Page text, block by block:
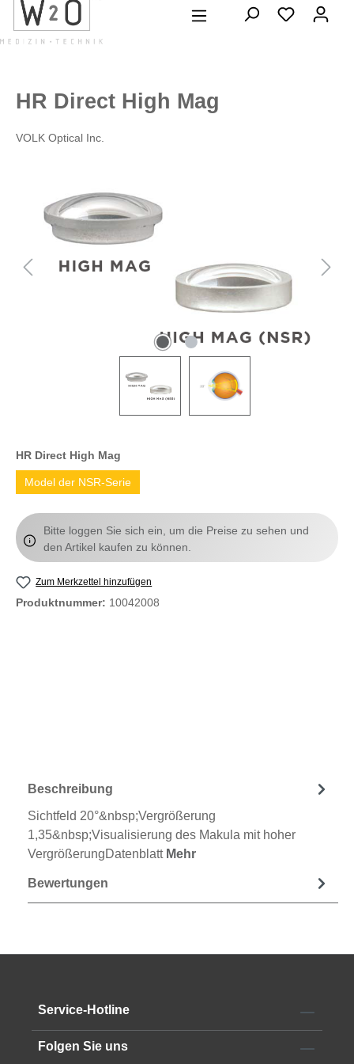
springen
HR Direct High Mag
VOLK Optical Inc.
HR Direct High Mag
Model der NSR-Serie
Bitte loggen Sie sich ein, um die Preise zu sehen und
den Artikel kaufen zu können.
Zum Merkzettel hinzufügen
Produktnummer: 10042008
Beschreibung
Sichtfeld 20°&nbsp;Vergrößerung
1,35&nbsp;Visualisierung des Makula mit hoher
VergrößerungDatenblatt Mehr
Bewertungen
Service-Hotline
Folgen Sie uns